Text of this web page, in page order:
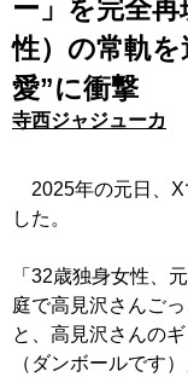
ー」を完全
性）の常軌
愛”に衝撃
寺西ジャジューカ
2025年の元日、X
した。
「32歳独身女性、
庭で高見沢さんご
と、高見沢さんの
（ダンボールです）